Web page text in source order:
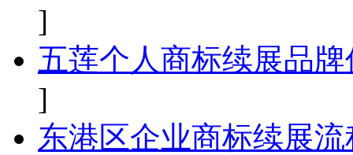
]
五莲个人商标续展品
]
东港区企业商标续展